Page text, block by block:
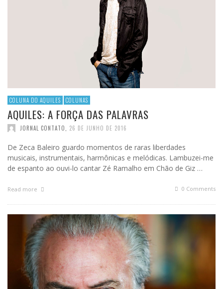
COLUNA DO AQUILES COLUNAS
AQUILES: A FORÇA DAS PALAVRAS
JORNAL CONTATO 26 DE JUNHO DE 2016
De Zeca Baleiro guardo momentos de raras liberdades
musicais, instrumentais, harmônicas e melódicas. Lambuzei-me
de espanto ao ouvi-lo cantar Zé Ramalho em Chão de Giz …
Read more 0 Comments